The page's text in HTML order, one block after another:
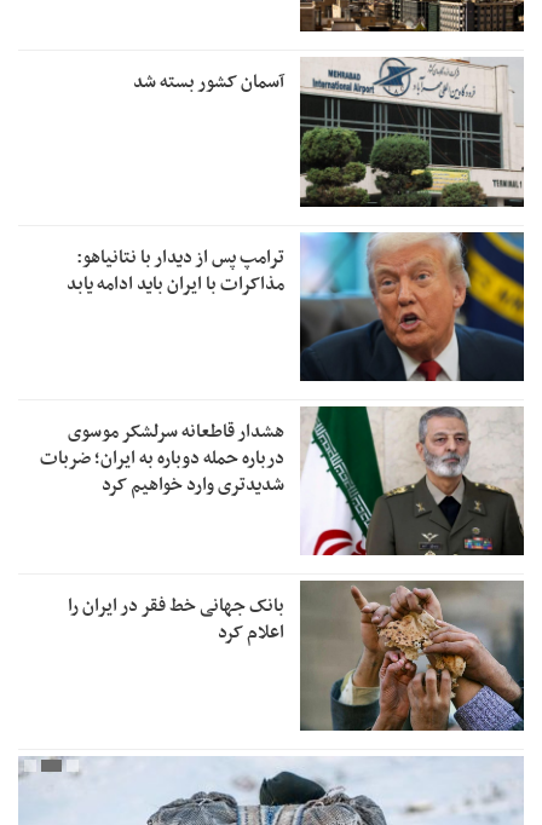
آسمان کشور بسته شد
ترامپ پس از دیدار با نتانیاهو:
مذاکرات با ایران باید ادامه یابد
هشدار قاطعانه سرلشکر موسوی
درباره حمله دوباره به ایران؛ ضربات
شدیدتری وارد خواهیم کرد
بانک جهانی خط فقر در ایران را
اعلام کرد